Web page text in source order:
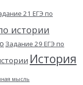
21 ЕГЭ по
истории
Задание 29 ЕГЭ по
История
мысль